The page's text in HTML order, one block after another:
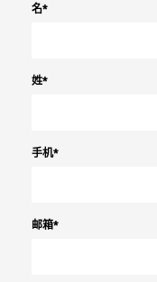
名*
姓*
手机*
邮箱*